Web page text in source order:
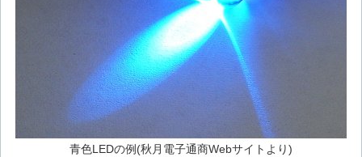
青色LEDの例(秋月電子通商Webサイトより)